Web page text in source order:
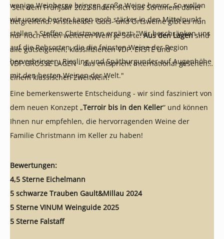
wenige Weinberge bringen große Weine hervor. So wollen
wir unsere besten Lagen noch stärker in den Mittelpunkt
stellen." Steffen Christmann ergänzt: "Wir beschränken uns
auf die Rebsorten, die die feinsten Weine der Region
hervorbringen: Riesling und Spätburgunder auf Augenhöhe
mit den besten Weinen der Welt."
Seit dem Frühjahr 2022 ändert sich das Sortiment daher
tiefgreifend. Anstelle der Guts- und Ortsweine gibt es nun
nur noch einen weiteren Wein je Sorte.Aus den Lagensind
alle gutseigenen, klassifizierten VDP. ERSTE und
VDP.GROSSE LAGEN - das entspricht international gesehen
einem klassischen Zweitwein.
Eine bemerkenswerte Entscheidung - wir sind fasziniert von
dem neuen Konzept „Terroir bis in den Keller“ und können
Ihnen nur empfehlen, die hervorragenden Weine der
Familie Christmann im Keller zu haben!
Bewertungen:
4,5 Sterne Eichelmann
5 schwarze Trauben Gault&Millau 2024
5 Sterne VINUM Weinguide 2025
5 Sterne Falstaff